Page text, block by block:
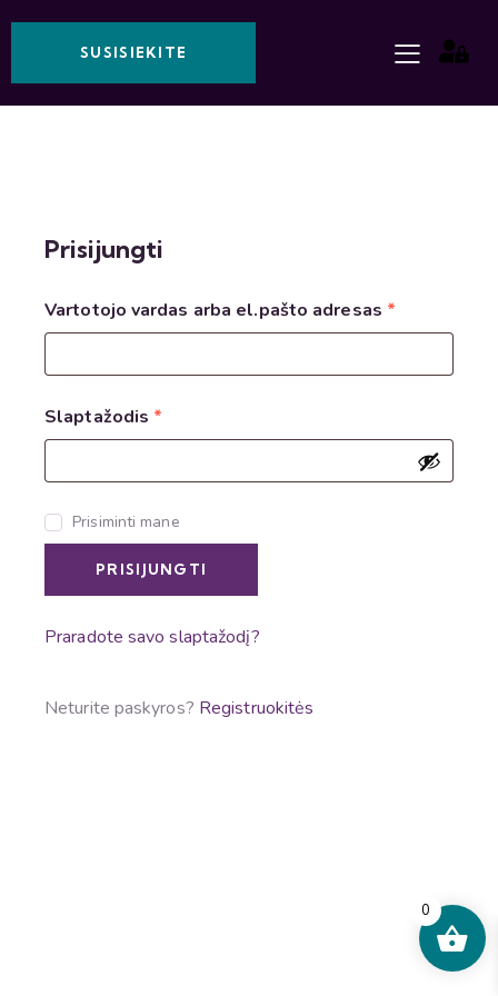
SUSISIEKITE
Prisijungti
Vartotojo vardas arba el.pašto adresas *
Slaptažodis *
Prisiminti mane
PRISIJUNGTI
Praradote savo slaptažodį?
Neturite paskyros? Registruokitės
0